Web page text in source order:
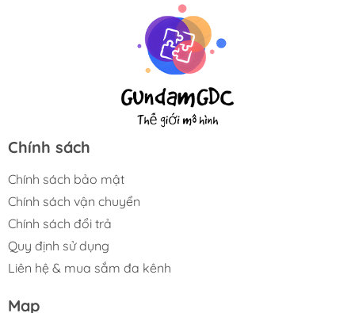
Chính sách
Chính sách bảo mật
Chính sách vận chuyển
Chính sách đổi trả
Quy định sử dụng
Liên hệ & mua sắm đa kênh
Map